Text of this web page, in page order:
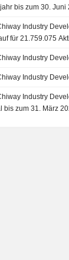
bis zum 30. Juni
Industry
für 21.759.075
Industry
Industry
Industry
bis zum 31. März